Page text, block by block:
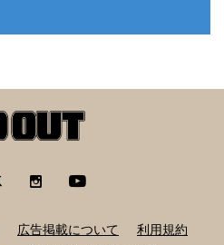
広告掲載について
利用規約